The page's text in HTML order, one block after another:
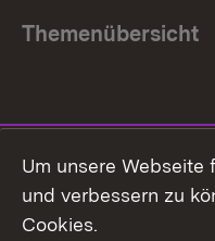
Themenübersicht
Facebook
Um unsere
und verbessern zu
Cookies.